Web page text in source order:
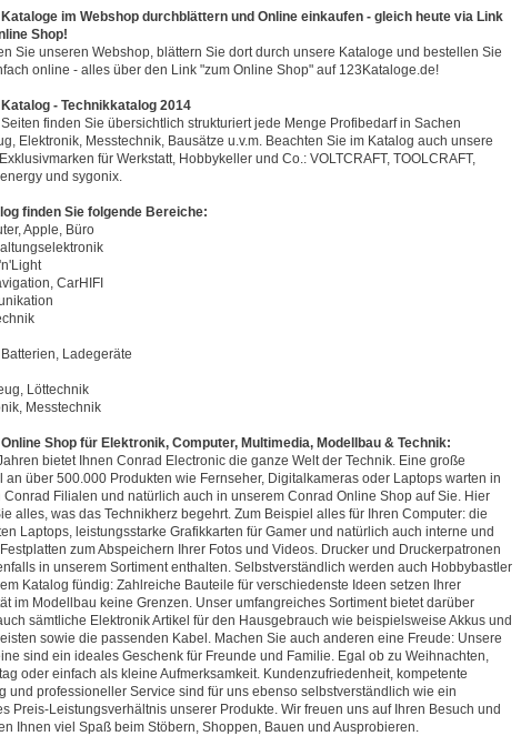
im Webshop durchblättern und Online einkaufen - gleich heute via Link
Shop!
Sie unseren Webshop, blättern Sie dort durch unsere Kataloge und bestellen Sie
online - alles über den Link "zum Online Shop" auf 123Kataloge.de!
- Technikkatalog 2014
finden Sie übersichtlich strukturiert jede Menge Profibedarf in Sachen
Elektronik, Messtechnik, Bausätze u.v.m. Beachten Sie im Katalog auch unsere
für Werkstatt, Hobbykeller und Co.: VOLTCRAFT, TOOLCRAFT,
und sygonix.
finden Sie folgende Bereiche:
Apple, Büro
CarHIFI
Batterien, Ladegeräte
Löttechnik
Messtechnik
Shop für Elektronik, Computer, Multimedia, Modellbau & Technik:
bietet Ihnen Conrad Electronic die ganze Welt der Technik. Eine große
an über 500.000 Produkten wie Fernseher, Digitalkameras oder Laptops warten in
Conrad Filialen und natürlich auch in unserem Conrad Online Shop auf Sie. Hier
alles, was das Technikherz begehrt. Zum Beispiel alles für Ihren Computer: die
Laptops, leistungsstarke Grafikkarten für Gamer und natürlich auch interne und
zum Abspeichern Ihrer Fotos und Videos. Drucker und Druckerpatronen
in unserem Sortiment enthalten. Selbstverständlich werden auch Hobbybastler
Katalog fündig: Zahlreiche Bauteile für verschiedenste Ideen setzen Ihrer
im Modellbau keine Grenzen. Unser umfangreiches Sortiment bietet darüber
sämtliche Elektronik Artikel für den Hausgebrauch wie beispielsweise Akkus und
sowie die passenden Kabel. Machen Sie auch anderen eine Freude: Unsere
sind ein ideales Geschenk für Freunde und Familie. Egal ob zu Weihnachten,
oder einfach als kleine Aufmerksamkeit. Kundenzufriedenheit, kompetente
und professioneller Service sind für uns ebenso selbstverständlich wie ein
Preis-Leistungsverhältnis unserer Produkte. Wir freuen uns auf Ihren Besuch und
Ihnen viel Spaß beim Stöbern, Shoppen, Bauen und Ausprobieren.